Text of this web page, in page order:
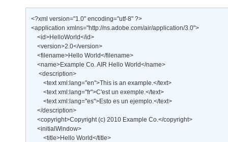
<?xml version="1.0" encoding="utf-8" ?>
<application xmlns="http://ns.adobe.com/air/application/3.0">
    <id>HelloWorld</id>
    <version>2.0</version>
    <filename>Hello World</filename>
    <name>Example Co. AIR Hello World</name>
     <description>
        <text xml:lang="en">This is an example.</text>
        <text xml:lang="fr">C'est un exemple.</text>
        <text xml:lang="es">Esto es un ejemplo.</text>
    </description>
    <copyright>Copyright (c) 2010 Example Co.</copyright>
    <initialWindow>
        <title>Hello World</title>